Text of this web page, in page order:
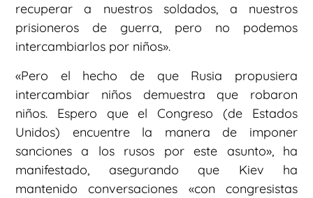
recuperar a nuestros soldados, a nuestros
prisioneros de guerra, pero no podemos
intercambiarlos por niños».
«Pero el hecho de que Rusia propusiera
intercambiar niños demuestra que robaron
niños. Espero que el Congreso (de Estados
Unidos) encuentre la manera de imponer
sanciones a los rusos por este asunto», ha
manifestado, asegurando que Kiev ha
mantenido conversaciones «con congresistas